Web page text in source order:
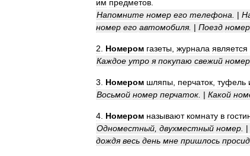
им предметов
Напомните номер его телефона |
номер его автомобиля. | Поезд номер
2 Номером газеты журнала является
Каждое утро я покупаю свежий номер
3 Номером шляпы перчаток туфель
Восьмой номер перчаток | Какой
4 Номером называют комнату в
Одноместный двухместный номер |
дождя весь день мне пришлось